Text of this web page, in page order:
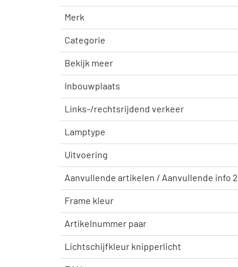
Merk
Categorie
Bekijk meer
Inbouwplaats
Links-/rechtsrijdend verkeer
Lamptype
Uitvoering
Aanvullende artikelen / Aanvullende info 2
Frame kleur
Artikelnummer paar
Lichtschijfkleur knipperlicht